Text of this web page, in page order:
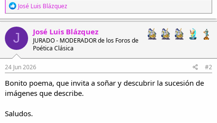
R
e
a
c
c
i
o
n
e
s
:
José Luis Blázquez
J José Luis Blázquez
JURADO - MODERADOR de los Foros de
Poética Clásica
24 Jun 2026 #2
Bonito poema, que invita a soñar y descubrir la sucesión de
imágenes que describe.
Saludos.